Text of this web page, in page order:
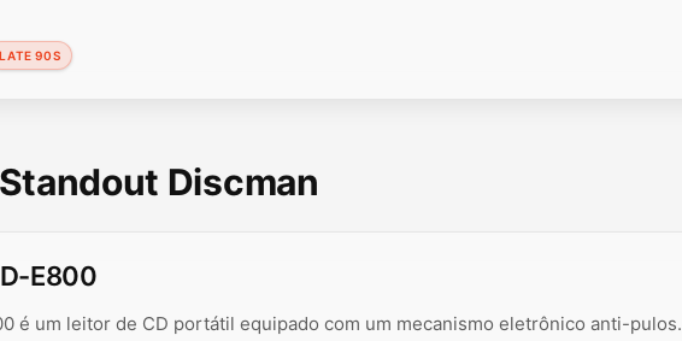
LATE 90S
Discman
D-E800
é um leitor de CD portátil equipado com um mecanismo eletrônico anti-pulos.